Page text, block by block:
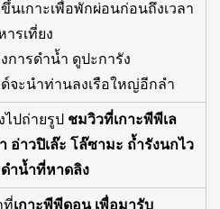
นเกาะเพื่อพักผ่อนก่อนถึงเวลา
รเที่ยง
การดำน้ำ ดูปะการัง
ด์จะนำท่านลงเรือใหญ่อีกลำ
ไปถ่ายรูป ชมวิวที่เกาะพีพีเล
อ่าวปิเล๊ะ โล๊ซามะ ถ้ำรังนกไว
ำน้ำที่หาดลิง
ที่เกาะพีพีดอน เพื่อมารับ